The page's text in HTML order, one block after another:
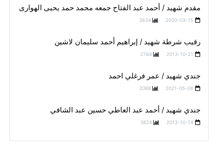
مقدم شهيد / أحمد عبد الفتاح جمعه محمد حمد يحيى الهوارى
2020-03-15
3634
رقيب شرطة شهيد / إبراهيم أحمد سليمان لاشين
2013-10-21
2764
جندي شهيد / عمر فرغلي احمد
2021-05-08
2068
جندي شهيد / أحمد عبد العاطي حسين عبد الشافي
2013-10-14
3824